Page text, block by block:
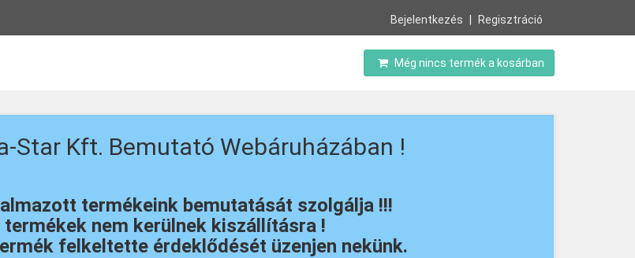
Bejelentkezés Regisztráció
Még nincs termék a kosárban
Star Kft. Bemutató Webáruházában !
termékeink bemutatását szolgálja !!!
nem kerülnek kiszállításra !
felkeltette érdeklődését üzenjen nekünk.